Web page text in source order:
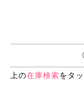
上の在庫検索をタ